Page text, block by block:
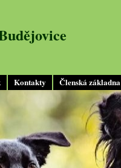
Kontakty Členská základna